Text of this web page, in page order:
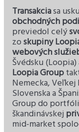
Transakciasa
obchodných
previedol celý
zoskupiny
webových
Švédsku
Loopia Group
Nemecka, Veľkej
Slovenska a
Group do
škandinávskej
mid-market